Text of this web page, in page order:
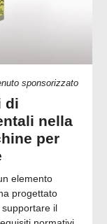
sponsorizzato
di
nella
per
elemento
progettato
il